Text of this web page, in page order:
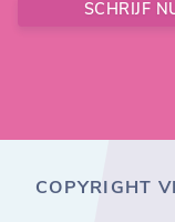
SCHRIJF
COPYRIGHT